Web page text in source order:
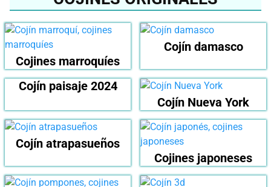
Cojines marroquíes
Cojín damasco
Cojín paisaje 2024
Cojín Nueva York
Cojín atrapasueños
Cojines japoneses